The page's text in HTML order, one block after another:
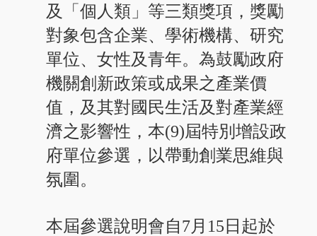
及「個人類」等三類獎項，獎勵
對象包含企業、學術機構、研究
單位、女性及青年。為鼓勵政府
機關創新政策或成果之產業價
值，及其對國民生活及對產業經
濟之影響性，本(9)屆特別增設政
府單位參選，以帶動創業思維與
氛圍。
本屆參選說明會自7月15日起於